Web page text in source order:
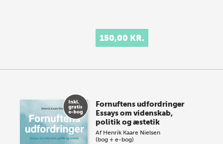
150,00 KR.
Fornuftens udfordringer
Essays om videnskab,
politik og æstetik
Af Henrik Kaare Nielsen
(bog + e-bog)